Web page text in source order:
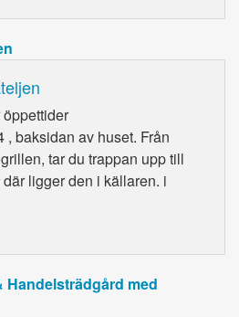
öppettider
, baksidan av huset. Från
tar du trappan upp till
ligger den i källaren. i
med